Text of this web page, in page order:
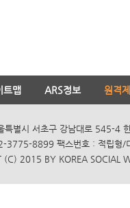
트맵 ARS정보 원격
별시 서초구 강남대로 545-4
3775-8899 팩스번호 : 적립형
(C) 2015 BY KOREA SOCIAL